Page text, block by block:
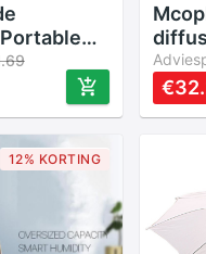
Op-Top
Camera
voor
12% KORTING